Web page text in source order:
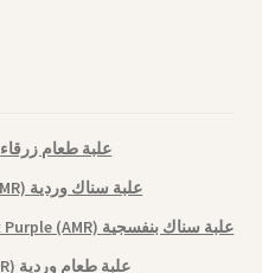
Lunch Box Blue (AMR) علبة طعام زرقاء
Snack Box Pink (AMR) علبة سناك وردية
Snack Box Purple (AMR) علبة سناك بنفسجية
Lunch Box Pink (AMR) علبة طعام وردية